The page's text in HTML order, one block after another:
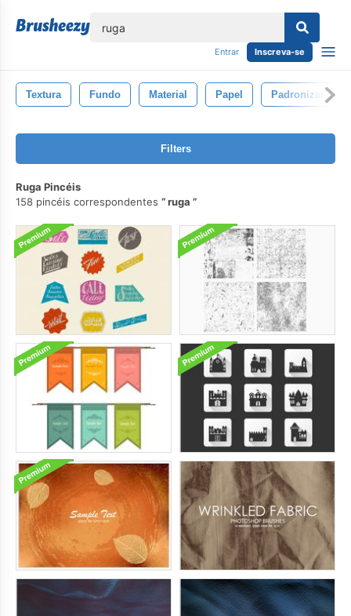
Entrar Inscreva-se
Textura Fundo Material Papel Padronizar
Filters
Ruga Pincéis
158 pincéis correspondentes
ruga